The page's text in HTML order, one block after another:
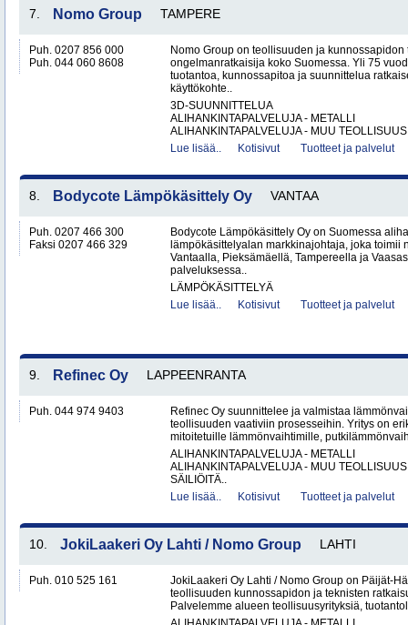
7. Nomo Group TAMPERE
Puh. 0207 856 000
Puh. 044 060 8608
Nomo Group on teollisuuden ja kunnossapidon
ongelmanratkaisija koko Suomessa. Yli 75
tuotantoa, kunnossapitoa ja suunnittelua
käyttökohte..
3D-SUUNNITTELUA
ALIHANKINTAPALVELUJA - METALLI
ALIHANKINTAPALVELUJA - MUU
Lue lisää..
Kotisivut Tuotteet ja palvelut
8. Bodycote Lämpökäsittely Oy VANTAA
Puh. 0207 466 300
Faksi 0207 466 329
Bodycote Lämpökäsittely Oy on Suomessa
lämpökäsittelyalan markkinajohtaja, joka toimii
Vantaalla, Pieksämäellä, Tampereella ja
palveluksessa..
LÄMPÖKÄSITTELYÄ
Lue lisää..
Kotisivut Tuotteet ja palvelut
9. Refinec Oy LAPPEENRANTA
Puh. 044 974 9403
Refinec Oy suunnittelee ja valmistaa
teollisuuden vaativiin prosesseihin. Yritys on
mitoitetuille lämmönvaihtimille,
ALIHANKINTAPALVELUJA - METALLI
ALIHANKINTAPALVELUJA - MUU TEOLLISUUS
SÄILIÖITÄ..
Lue lisää..
Kotisivut Tuotteet ja palvelut
10. JokiLaakeri Oy Lahti / Nomo Group LAHTI
Puh. 010 525 161
JokiLaakeri Oy Lahti / Nomo Group on Päijät-
teollisuuden kunnossapidon ja teknisten
Palvelemme alueen teollisuusyrityksiä,